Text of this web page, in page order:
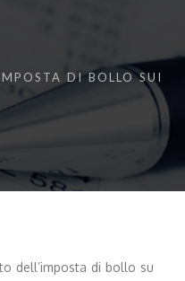
DI BOLLO SUI
dell’imposta di bollo su